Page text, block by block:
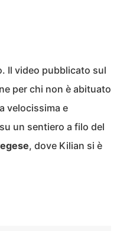
Il video pubblicato sul
per chi non è abituato
velocissima e
un sentiero a filo del
, dove Kilian si è